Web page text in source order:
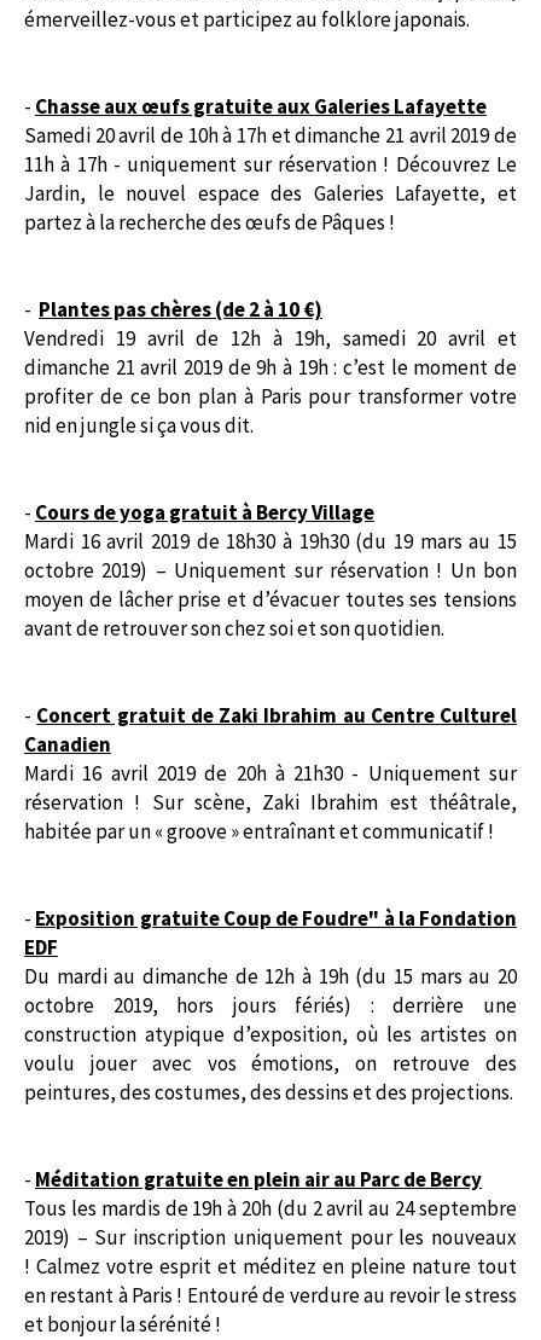
émerveillez-vous et participez au folklore japonais.
- Chasse aux œufs gratuite aux Galeries Lafayette
Samedi 20 avril de 10h à 17h et dimanche 21 avril 2019 de
11h à 17h - uniquement sur réservation ! Découvrez Le
Jardin, le nouvel espace des Galeries Lafayette, et
partez à la recherche des œufs de Pâques !
- Plantes pas chères (de 2 à 10 €)
Vendredi 19 avril de 12h à 19h, samedi 20 avril et
dimanche 21 avril 2019 de 9h à 19h : c’est le moment de
profiter de ce bon plan à Paris pour transformer votre
nid en jungle si ça vous dit.
- Cours de yoga gratuit à Bercy Village
Mardi 16 avril 2019 de 18h30 à 19h30 (du 19 mars au 15
octobre 2019) – Uniquement sur réservation ! Un bon
moyen de lâcher prise et d’évacuer toutes ses tensions
avant de retrouver son chez soi et son quotidien.
- Concert gratuit de Zaki Ibrahim au Centre Culturel
Canadien
Mardi 16 avril 2019 de 20h à 21h30 - Uniquement sur
réservation ! Sur scène, Zaki Ibrahim est théâtrale,
habitée par un « groove » entraînant et communicatif !
- Exposition gratuite Coup de Foudre" à la Fondation
EDF
Du mardi au dimanche de 12h à 19h (du 15 mars au 20
octobre 2019, hors jours fériés) : derrière une
construction atypique d’exposition, où les artistes on
voulu jouer avec vos émotions, on retrouve des
peintures, des costumes, des dessins et des projections.
- Méditation gratuite en plein air au Parc de Bercy
Tous les mardis de 19h à 20h (du 2 avril au 24 septembre
2019) – Sur inscription uniquement pour les nouveaux
! Calmez votre esprit et méditez en pleine nature tout
en restant à Paris ! Entouré de verdure au revoir le stress
et bonjour la sérénité !